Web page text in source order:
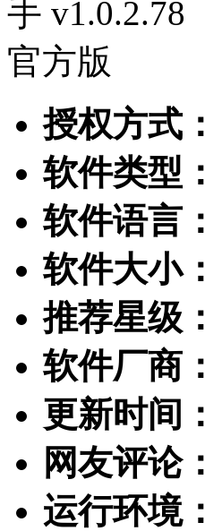
授权方式：
软件类型：
软件语言：
软件大小：
推荐星级：
软件厂商：
更新时间：
网友评论：
运行环境：